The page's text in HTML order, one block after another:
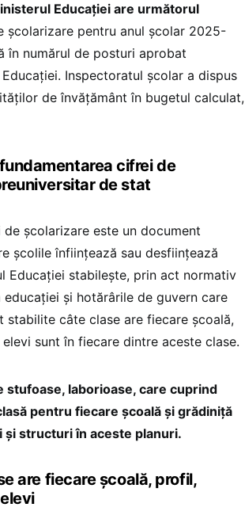
Educației are următorul
școlarizare pentru anul școlar 2025-
numărul de posturi aprobat
Inspectoratul școlar a dispus
de învățământ în bugetul calculat,
cifrei de
de stat
școlarizare este un document
școlile înființează sau desființează
Educației stabilește, prin act normativ
și hotărârile de guvern care
stabilite câte clase are fiecare școală,
sunt în fiecare dintre aceste clase.
laborioase, care cuprind
pentru fiecare școală și grădiniță
și structuri în aceste planuri.
are fiecare școală, profil,